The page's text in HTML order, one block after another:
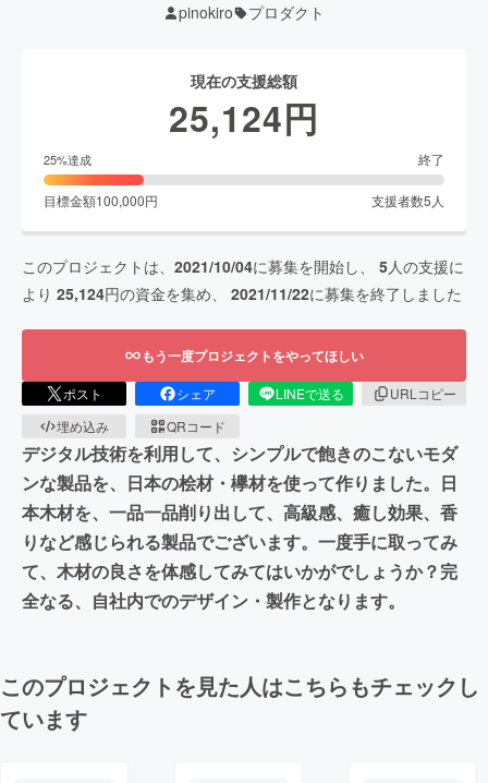
pinokiro プロダクト
現在の支援総額
25,124円
25%達成 終了
目標金額100,000円 支援者数5 人
このプロジェクトは、 2021/10/04に募集を開始し、 5人の支援に
より 25,124円の資金を集め、 2021/11/22に募集を終了しました
もう一度プロジェクトをやってほしい
ポスト シェア LINEで送る
URLコピー
埋め込み
QRコード
デジタル技術を利用して、シンプルで飽きのこないモダ
ンな製品を、日本の桧材・欅材を使って作りました。日
本木材を、一品一品削り出して、高級感、癒し効果、香
りなど感じられる製品でございます。一度手に取ってみ
て、木材の良さを体感してみてはいかがでしょうか？完
全なる、自社内でのデザイン・製作となります。
このプロジェクトを見た人はこちらもチェックし
ています